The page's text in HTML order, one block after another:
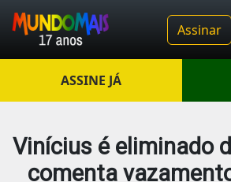
Assinar
ASSINE JÁ
Vinícius é eliminado
comenta